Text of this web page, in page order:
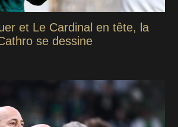
et Le Cardinal en tête, la
se dessine